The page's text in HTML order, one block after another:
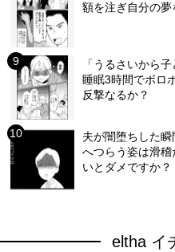
額を注ぎ自分の
「うるさいから
睡眠3時間でボロ
反撃なるか？
夫が闇堕ちした
へつらう姿は滑
いとダメですか？
eltha イ